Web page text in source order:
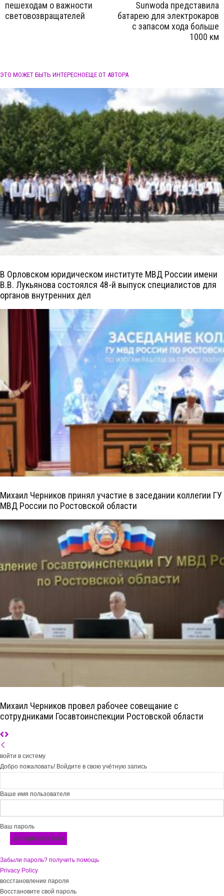
пешеходам о важности
световозвращателей
Sunwoda представила
батарею для электрокаров
с запасом хода больше
1000 км
ЭТО МОЖЕТ БЫТЬ ИНТЕРЕСНОЕЩЕ ОТ АВТОРА
В Орловском юридическом институте МВД России имени
В.В. Лукьянова состоялся 48-й выпуск специалистов для
органов внутренних дел
Михаил Черников принял участие в заседании коллегии ГУ
МВД России по Ростовской области
Михаил Черников провел рабочее совещание с
сотрудниками Госавтоинспекции Ростовской области
войти в систему
Добро пожаловать! Войдите в свою учётную запись
Ваше имя пользователя
Ваш пароль
Забыли пароль? получить помощь
Privacy Policy
восстановление пароля
Восстановите свой пароль